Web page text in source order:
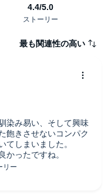
最も関連性の高い
染み易い、そして興味
飽きさせないコンパク
てしまいました。
かったですね。